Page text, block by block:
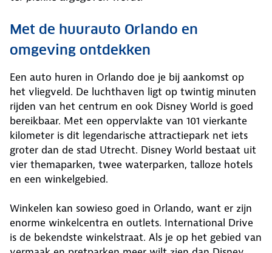
Met de huurauto Orlando en
omgeving ontdekken
Een auto huren in Orlando doe je bij aankomst op
het vliegveld. De luchthaven ligt op twintig minuten
rijden van het centrum en ook Disney World is goed
bereikbaar. Met een oppervlakte van 101 vierkante
kilometer is dit legendarische attractiepark net iets
groter dan de stad Utrecht. Disney World bestaat uit
vier themaparken, twee waterparken, talloze hotels
en een winkelgebied.
Winkelen kan sowieso goed in Orlando, want er zijn
enorme winkelcentra en outlets. International Drive
is de bekendste winkelstraat. Als je op het gebied van